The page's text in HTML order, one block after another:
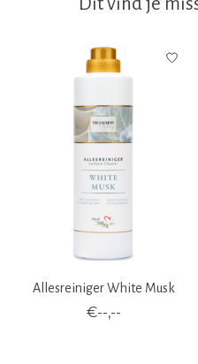
Items van
Allesreiniger White Musk
€--,--